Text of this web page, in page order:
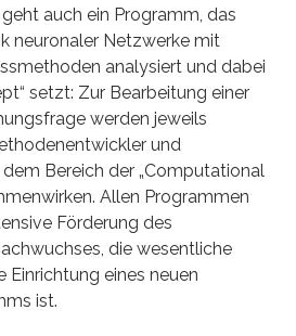
auch ein Programm, das
neuronaler Netzwerke mit
analysiert und dabei
setzt: Zur Bearbeitung einer
werden jeweils
und
Bereich der „Computational
Allen Programmen
Förderung des
die wesentliche
Einrichtung eines neuen
ist.